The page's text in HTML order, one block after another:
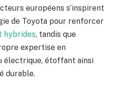
européens s’inspirent
de Toyota pour renforcer
hybrides, tandis que
expertise en
électrique, étoffant ainsi
durable.